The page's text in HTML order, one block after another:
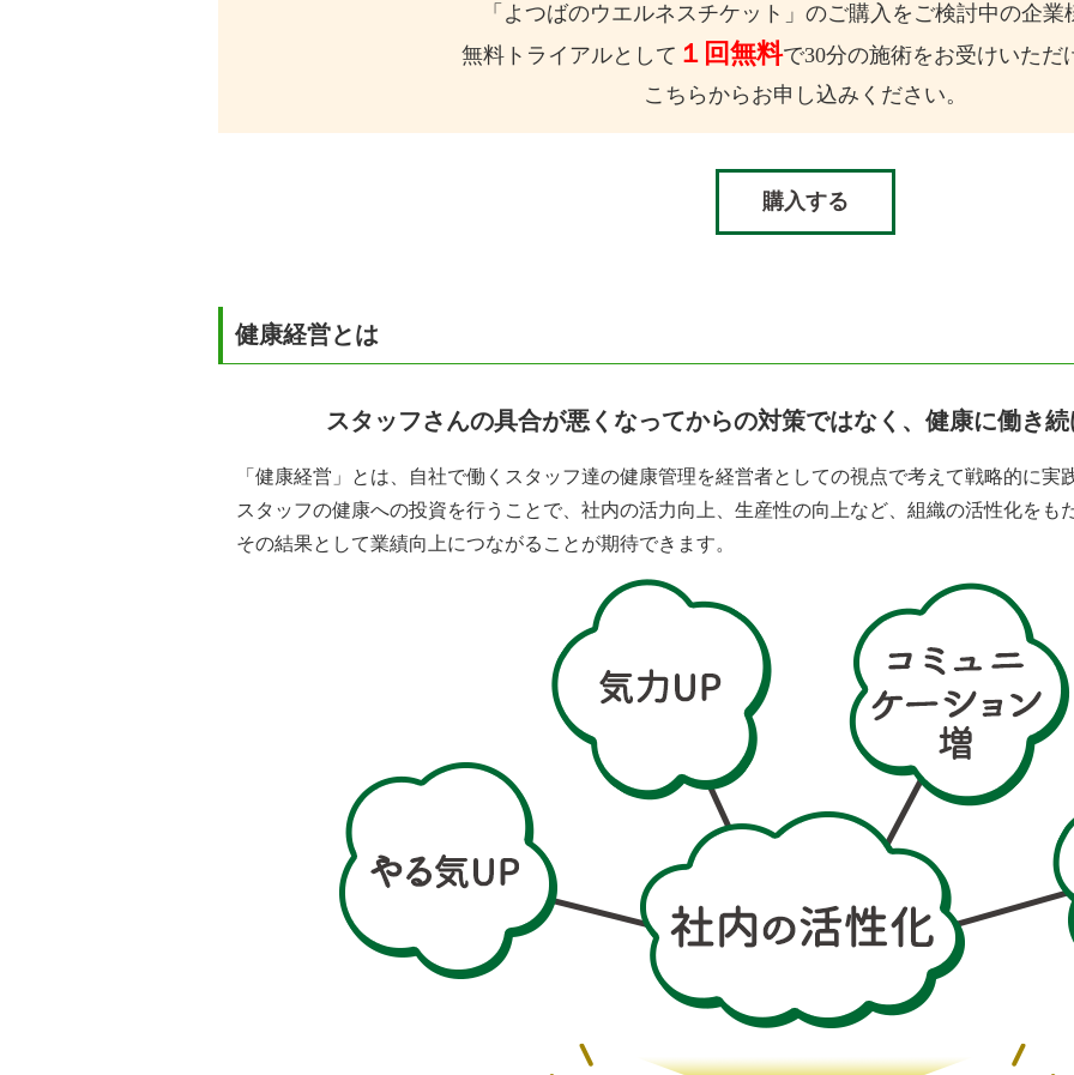
「よつばのウエルネスチケット」のご購入をご検討中の企業
無料トライアルとして １回無料で30分の施術をお受けいただ
こちらからお申し込みください。
購入する
健康経営とは
スタッフさんの具合が悪くなってからの対策ではなく、健康に働き
「健康経営」とは、自社で働くスタッフ達の健康管理を経営者としての視点で考えて戦略的に実
スタッフの健康への投資を行うことで、社内の活力向上、生産性の向上など、組織の活性化をも
その結果として業績向上につながることが期待できます。